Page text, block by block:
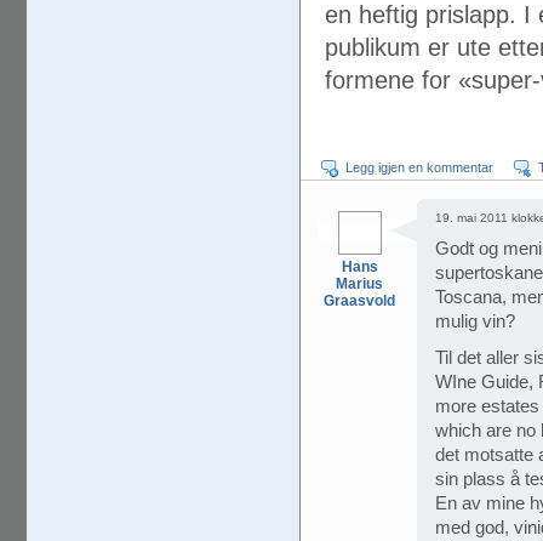
en heftig prislapp. I
publikum er ute
formene for
Legg igjen en kommentar
Hans
Marius
Graasvold
19. mai 2011
Godt og
Toscana,
mulig vin?
Til det aller
WIne Guide,
more
which are no
det motsatte
sin plass å
En av mine
med god,